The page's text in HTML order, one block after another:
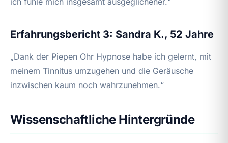
Erfahrungsbericht 3: Sandra K., 52 Jahre
„Dank der Piepen Ohr Hypnose habe ich gelernt, mit
meinem Tinnitus umzugehen und die Geräusche
inzwischen kaum noch wahrzunehmen.“
Wissenschaftliche Hintergründe